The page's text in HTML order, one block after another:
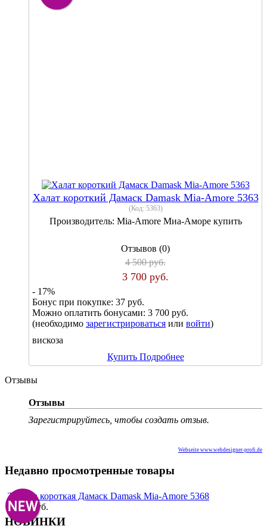
Халат короткий Дамаск Damask Mia-Amore 5363
(Код: 5363)
Производитель: Mia-Amore Миа-Аморе купить
Отзывов (0)
4 500 руб.
3 700 руб.
- 17%
Бонус при покупке: 37 руб.
Можно оплатить бонусами: 3 700 руб.
(необходимо зарегистрироваться или войти)
вискоза
Купить Подробнее
Отзывы
Отзывы
Зарегистрируйтесь, чтобы создать отзыв.
Webseite www.webdesigner-profi.de
Недавно просмотренные товары
Туника короткая Дамаск Damask Mia-Amore 5368
2 950 руб.
НОВИНКИ